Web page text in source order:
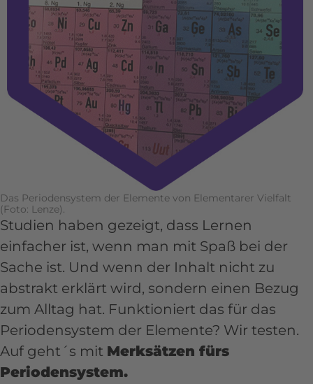
Das Periodensystem der Elemente von Elementarer Vielfalt
(Foto: Lenze).
Studien haben gezeigt, dass Lernen
einfacher ist, wenn man mit Spaß bei der
Sache ist. Und wenn der Inhalt nicht zu
abstrakt erklärt wird, sondern einen Bezug
zum Alltag hat. Funktioniert das für das
Periodensystem der Elemente? Wir testen.
Auf geht´s mit Merksätzen fürs
Periodensystem.